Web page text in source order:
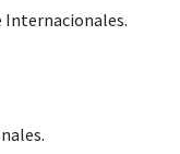
Internacionales.